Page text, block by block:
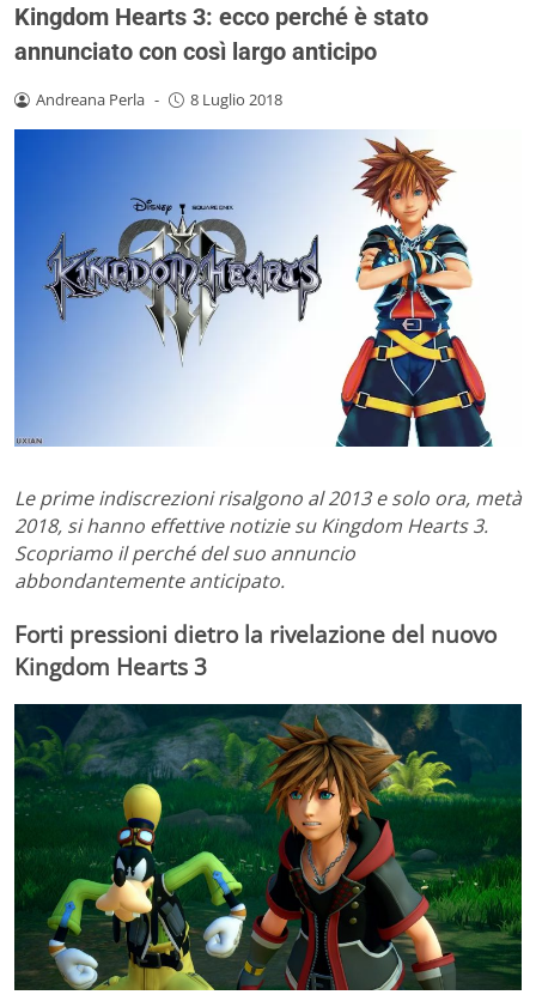
Kingdom Hearts 3: ecco perché è stato
annunciato con così largo anticipo
Andreana Perla - 8 Luglio 2018
Le prime indiscrezioni risalgono al 2013 e solo ora, metà
2018, si hanno effettive notizie su Kingdom Hearts 3.
Scopriamo il perché del suo annuncio
abbondantemente anticipato.
Forti pressioni dietro la rivelazione del nuovo
Kingdom Hearts 3